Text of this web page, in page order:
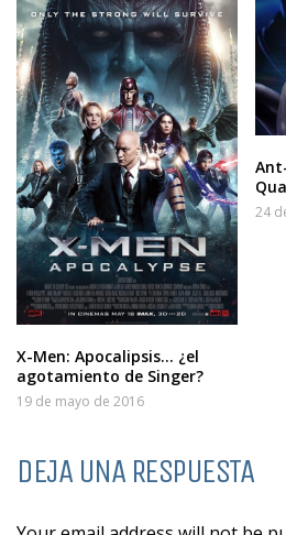
X-Men: Apocalipsis… ¿el
agotamiento de Singer?
19 de mayo de 2016
24
DEJA UNA RESPUESTA